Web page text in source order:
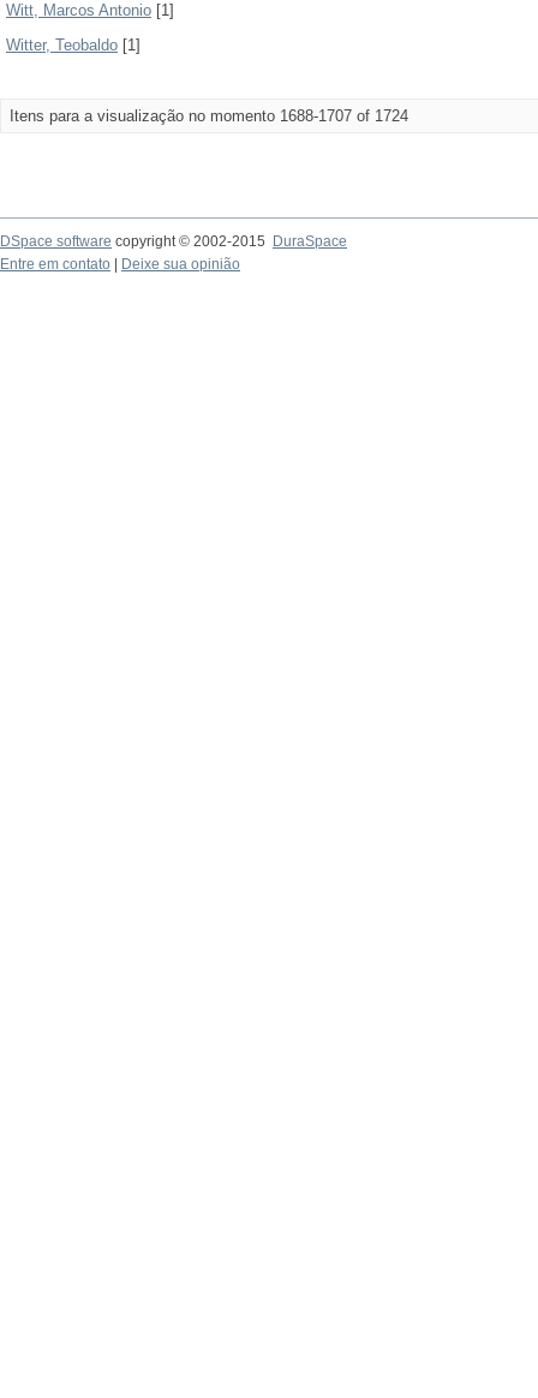
Witt, Marcos Antonio [1]
Witter, Teobaldo [1]
Itens para a visualização no momento 1688-1707 of 1724
DSpace software copyright © 2002-2015
DuraSpace
Entre em contato
Deixe sua opinião